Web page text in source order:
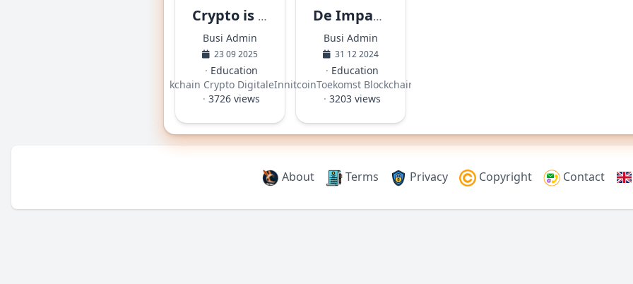
Crypto is er en gaat nooit meer weg.
Busi Admin
23 09 2025
· Education
Blockchain Crypto DigitaleInnovatie
·3726 views
De Impact van Google’s Kwantumcomputer op Bitcoin: Een Bedreiging of Een Kans?
Busi Admin
31 12 2024
· Education
·Bitcoin BitcoinToekomst BlockchainVeiligheid
·3203 views
About Terms Privacy Copyright Contact